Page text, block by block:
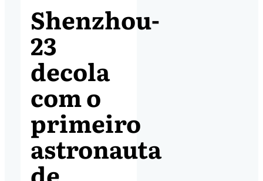
Shenzhou-
23
decola
com o
primeiro
astronauta
de